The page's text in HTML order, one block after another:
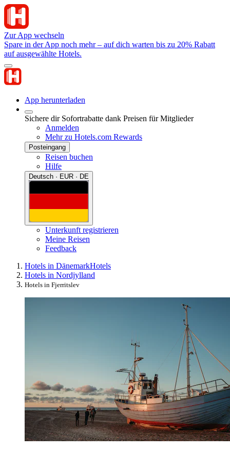
Zur App wechseln
Spare in der App noch mehr – auf dich warten bis zu 20% Rabatt
auf ausgewählte Hotels.
App herunterladen
Sichere dir Sofortrabatte dank Preisen für Mitglieder
Anmelden
Mehr zu Hotels.com Rewards
Posteingang
Reisen buchen
Hilfe
Deutsch · EUR · DE
Unterkunft registrieren
Meine Reisen
Feedback
Hotels in DänemarkHotels
Hotels in Nordjylland
Hotels in Fjerritslev